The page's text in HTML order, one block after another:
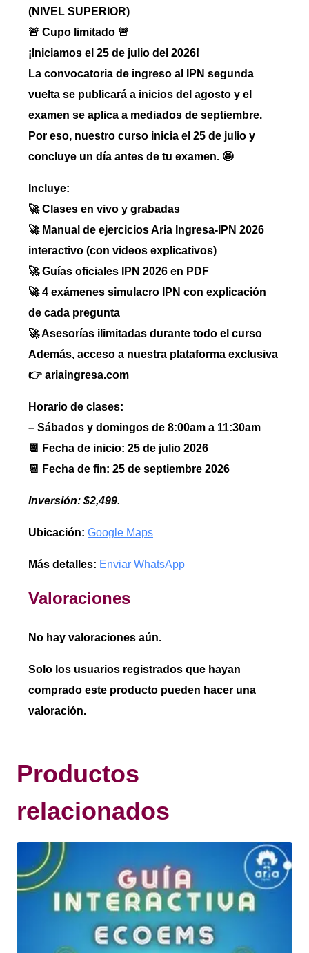
(NIVEL SUPERIOR)
🚨 Cupo limitado 🚨
¡Iniciamos el 25 de julio del 2026!
La convocatoria de ingreso al IPN segunda
vuelta se publicará a inicios del agosto y el
examen se aplica a mediados de septiembre.
Por eso, nuestro curso inicia el 25 de julio y
concluye un día antes de tu examen. 🤩
Incluye:
🚀 Clases en vivo y grabadas
🚀 Manual de ejercicios Aria Ingresa-IPN 2026
interactivo (con videos explicativos)
🚀 Guías oficiales IPN 2026 en PDF
🚀 4 exámenes simulacro IPN con explicación
de cada pregunta
🚀 Asesorías ilimitadas durante todo el curso
Además, acceso a nuestra plataforma exclusiva
👉 ariaingresa.com
Horario de clases:
– Sábados y domingos de 8:00am a 11:30am
📆 Fecha de inicio: 25 de julio 2026
📆 Fecha de fin: 25 de septiembre 2026
Inversión: $2,499.
Ubicación: Google Maps
Más detalles: Enviar WhatsApp
Valoraciones
No hay valoraciones aún.
Solo los usuarios registrados que hayan
comprado este producto pueden hacer una
valoración.
Productos
relacionados